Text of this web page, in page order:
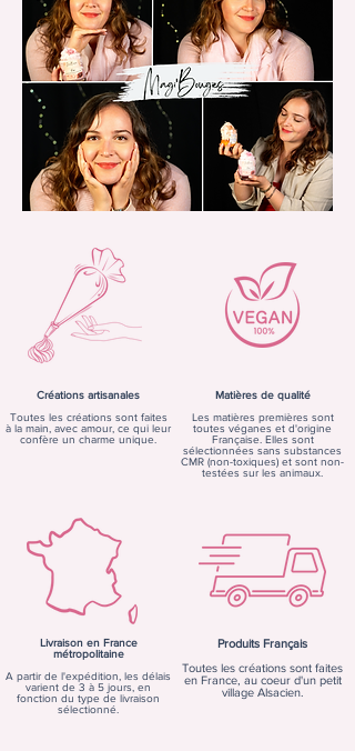
Créations artisanales
Toutes les créations sont faites
à la main, avec amour, ce qui leur
confère un charme unique.
Matières de qualité
Les matières premières sont
toutes véganes et d'origine
Française. Elles sont
sélectionnées sans substances
CMR (non-toxiques) et sont non-
testées sur les animaux.
Livraison en France
métropolitaine
A partir de l'expédition, les délais
varient de 3 à 5 jours, en
fonction du type de livraison
sélectionné.
Produits Français
Toutes les créations sont faites
en France, au coeur d'un petit
village Alsacien.